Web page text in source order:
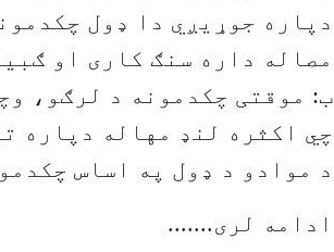
دپاره جوړیږي دا ډول
مصاله داره سنګ کاری او
ب: موقتی چکدمونه د لرګو،
چي اکثره لنډ مهاله دپاره
د موادو د ډول په اساس
ادامه لری.......